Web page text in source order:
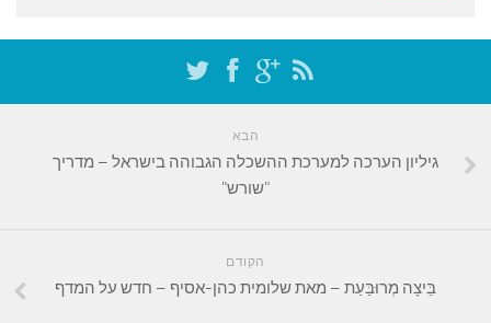
הבא
גיליון הערכה למערכת ההשכלה הגבוהה בישראל – מדריך
"שורש"
הקודם
בֵּיצָה מְרוּבַּעַת – מאת שלומית כהן-אסיף – חדש על המדף